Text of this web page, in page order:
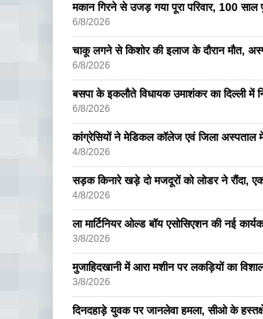
मकान गिरने से उजड़ गया पूरा परिवार, 100 साल
6/8/2026
चाकू लगने से किशोर की इलाज के दौरान मौत,
6/8/2026
बसपा के इकलाैते विधायक उमाशंकर का दिल्ली में
6/8/2026
कांग्रेसियों ने मेडिकल कॉलेज एवं जिला अस्पताल में
4/8/2026
सड़क किनारे खड़े दो मजदूरों को लोडर ने रौंदा,
4/8/2026
ला मार्टिनियर ओल्ड बॉय एसोसिएशन की नई
3/8/2026
मुजाहिदखानी में आरा मशीन पर लकड़ियों का
3/8/2026
दिनदहाड़े युवक पर जानलेवा हमला, सीओ के